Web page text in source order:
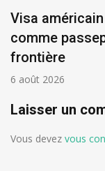
Visa
comme
frontière
6 août 2026
Laisser un
Vous devez vous